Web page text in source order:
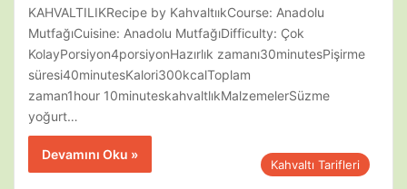
KAHVALTILIKRecipe by KahvaltııkCourse: Anadolu
MutfağıCuisine: Anadolu MutfağıDifficulty: Çok
KolayPorsiyon4porsiyonHazırlık zamanı30minutesPişirme
süresi40minutesKalori300kcalToplam
zaman1hour 10minuteskahvaltlıkMalzemelerSüzme
yoğurt…
Devamını Oku »
Kahvaltı Tarifleri